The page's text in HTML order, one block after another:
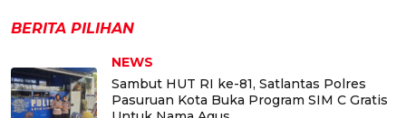
BERITA PILIHAN
NEWS
Sambut HUT RI ke-81, Satlantas Polres
Pasuruan Kota Buka Program SIM C Gratis